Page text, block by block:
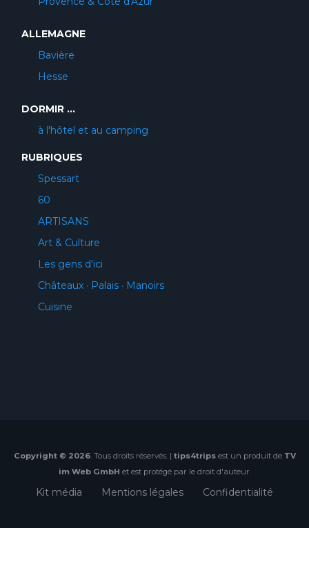
ALLEMAGNE
Bavière
Hesse
DORMIR ...
à l'hôtel et au camping
RUBRIQUES
Spessart
60
ARTISANS
Art & Culture
Les gens d'ici
Châteaux · Palais · Manoirs
Cuisine
Copyright © 2026. Tous droits réservés. | tips4tripsest un produit de TV
im Web GmbH et est protégé par le droit d'auteur.
Kit média Mentions légales Confidentialité